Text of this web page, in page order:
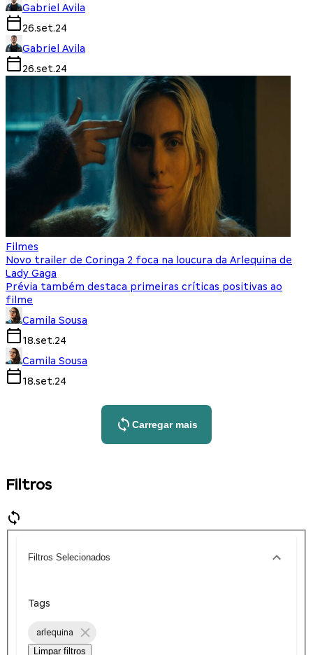
Gabriel Avila
26.set.24
Gabriel Avila
26.set.24
Filmes
Novo trailer de Coringa 2 foca na loucura da Arlequina de
Lady Gaga
Prévia também destaca primeiras críticas positivas ao
filme
Camila Sousa
18.set.24
Camila Sousa
18.set.24
Carregar mais
Filtros
Filtros Selecionados
Tags
arlequina
Limpar filtros